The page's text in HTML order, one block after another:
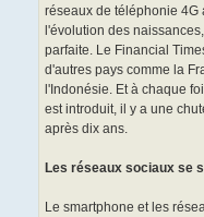
réseaux de téléphonie 4G
l'évolution des
parfaite. Le Financial
d'autres pays comme la
l'Indonésie. Et à chaque
est introduit, il y a une
après dix ans.
Les réseaux sociaux se
Le smartphone et les